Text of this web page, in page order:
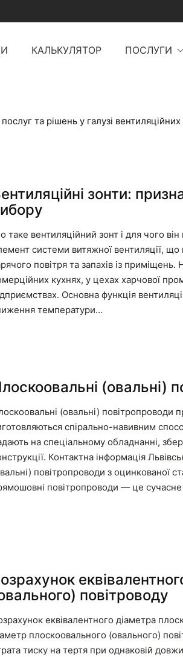
КАЛЬКУЛЯТОР ПОСЛУГИ
та рішень у галузі
зонти:
таке вентиляційний зонт і для чого
системи витяжної вентиляції,
повітря та запахів із
кухнях, у цехах харчової
Основна функція
температури…
(овальні)
(овальні) повітропроводи
спірально-навивним
на спеціальному обладнанні,
Контактна інформація
повітропроводи з оцинкованої
повітропроводи — це
повітроводу
еквівалентного діаметра
плоскоовального (овального)
тиску на тертя при однаковій